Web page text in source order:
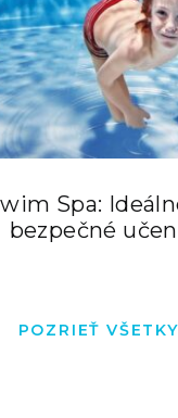
Spa:
bezpečné
POZRIEŤ